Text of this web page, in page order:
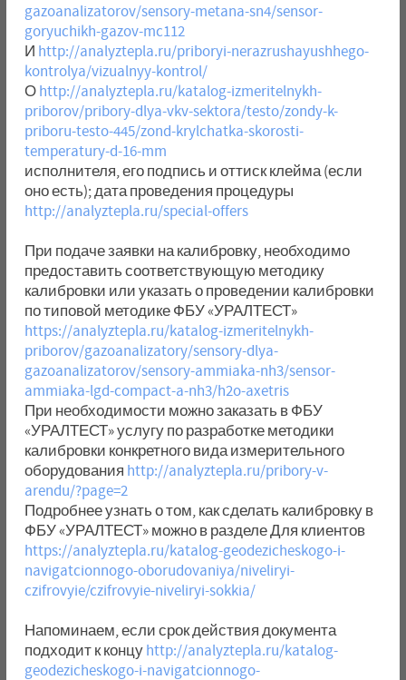
gazoanalizatorov/sensory-metana-sn4/sensor-
goryuchikh-gazov-mc112
И http://analyztepla.ru/priboryi-nerazrushayushhego-
kontrolya/vizualnyy-kontrol/
О http://analyztepla.ru/katalog-izmeritelnykh-
priborov/pribory-dlya-vkv-sektora/testo/zondy-k-
priboru-testo-445/zond-krylchatka-skorosti-
temperatury-d-16-mm
исполнителя, его подпись и оттиск клейма (если
оно есть); дата проведения процедуры
http://analyztepla.ru/special-offers
При подаче заявки на калибровку, необходимо
предоставить соответствующую методику
калибровки или указать о проведении калибровки
по типовой методике ФБУ «УРАЛТЕСТ»
https://analyztepla.ru/katalog-izmeritelnykh-
priborov/gazoanalizatory/sensory-dlya-
gazoanalizatorov/sensory-ammiaka-nh3/sensor-
ammiaka-lgd-compact-a-nh3/h2o-axetris
При необходимости можно заказать в ФБУ
«УРАЛТЕСТ» услугу по разработке методики
калибровки конкретного вида измерительного
оборудования http://analyztepla.ru/pribory-v-
arendu/?page=2
Подробнее узнать о том, как сделать калибровку в
ФБУ «УРАЛТЕСТ» можно в разделе Для клиентов
https://analyztepla.ru/katalog-geodezicheskogo-i-
navigatcionnogo-oborudovaniya/niveliryi-
czifrovyie/czifrovyie-niveliryi-sokkia/
Напоминаем, если срок действия документа
подходит к концу http://analyztepla.ru/katalog-
geodezicheskogo-i-navigatcionnogo-